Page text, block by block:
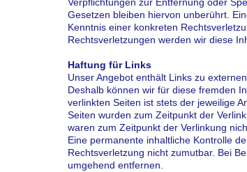
Gesetzen bleiben hiervon unberührt.
Kenntnis einer konkreten
Rechtsverletzungen werden wir diese
Haftung für Links
Unser Angebot enthält Links zu
Deshalb können wir für diese fremden
verlinkten Seiten ist stets der jeweilige
Seiten wurden zum Zeitpunkt der
waren zum Zeitpunkt der Verlinkung
Eine permanente inhaltliche Kontrolle
Rechtsverletzung nicht zumutbar. Bei
umgehend entfernen.